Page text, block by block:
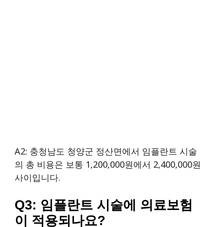
A2: 충청남도 청양군 정산면에서 임플란트 시술
의 총 비용은 보통 1,200,000원에서 2,400,000원
사이입니다.
Q3: 임플란트 시술에 의료보험
이 적용되나요?